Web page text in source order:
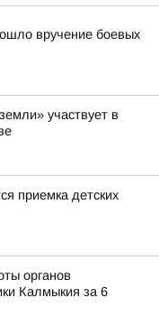
вручение боевых
участвует в
приемка детских
органов
Калмыкия за 6